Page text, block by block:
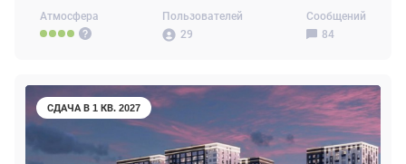
Атмосфера
Пользователей
29
Сообщений
84
СДАЧА В 1 КВ. 2027